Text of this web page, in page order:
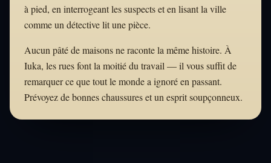
à pied, en interrogeant les suspects et en lisant la ville
comme un détective lit une pièce.
Aucun pâté de maisons ne raconte la même histoire. À
Iuka, les rues font la moitié du travail — il vous suffit de
remarquer ce que tout le monde a ignoré en passant.
Prévoyez de bonnes chaussures et un esprit soupçonneux.